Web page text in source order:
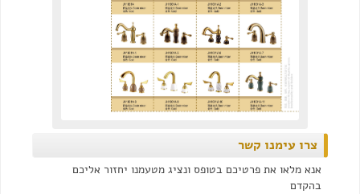
צרו עימנו קשר
אנא מלאו את פרטיכם בטופס ונציג מטעמנו יחזור אליכם
בהקדם